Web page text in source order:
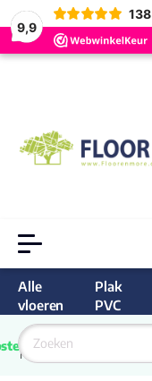
9,9
138
Alle
vloeren
Plak
PVC
van
Nederland